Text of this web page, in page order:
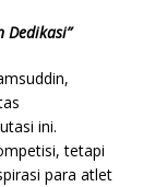
Dedikasi”
ini.
tetapi
para atlet